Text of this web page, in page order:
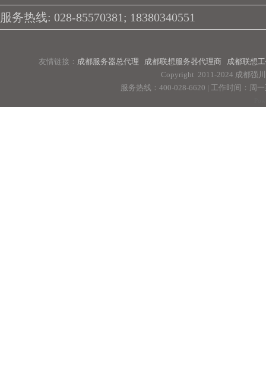
服务热线: 028-85570381; 18380340551
友情链接： 成都服务器总代理 成都联想服务器代理商
成都联想
Copyright 2011-2024 成都强
服务热线：400-028-6620 | 工作时间：周